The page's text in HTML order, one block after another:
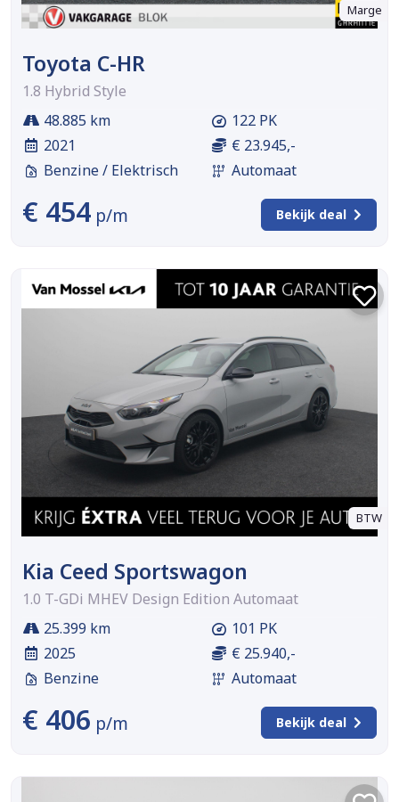
Marge
Toyota C-HR
1.8 Hybrid Style
48.885 km
2021
Benzine / Elektrisch
122 PK
€ 23.945,-
Automaat
€ 454 p/m Bekijk deal
BTW
Kia Ceed Sportswagon
1.0 T-GDi MHEV Design Edition Automaat
25.399 km
2025
Benzine
101 PK
€ 25.940,-
Automaat
€ 406 p/m Bekijk deal